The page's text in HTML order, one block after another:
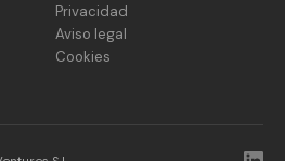
Privacidad
Aviso legal
Cookies